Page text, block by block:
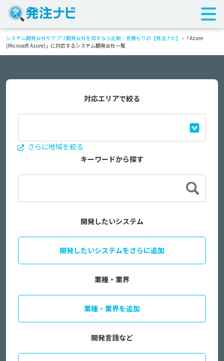
システム開発会社やアプリ開発会社を探すなら比較・見積もりの【発注ナビ】 › 「Azure
(Microsoft Azure)」に対応するシステム開発会社一覧
対応エリアで絞る
さらに地域を絞る
キーワードから探す
開発したいシステム
開発したいシステムをさらに追加
業種・業界
業種・業界を追加
開発言語など